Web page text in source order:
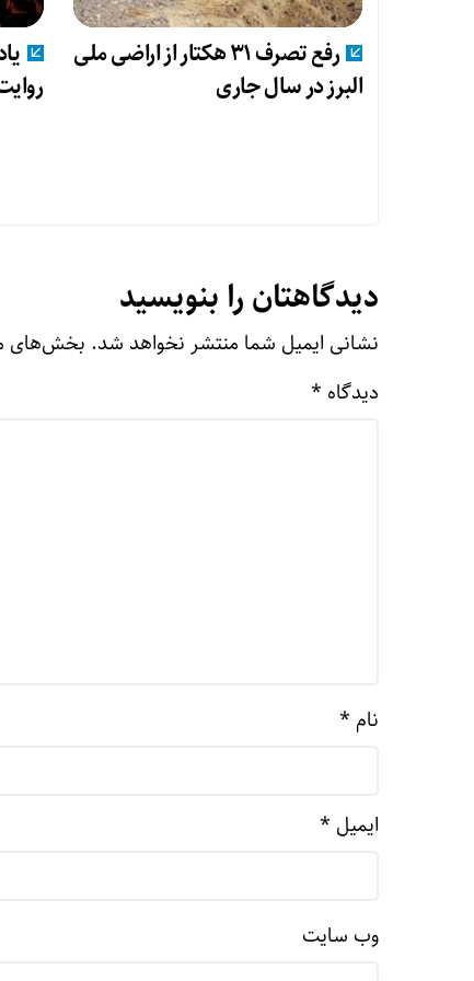
رفع تصرف ۳۱ هکتار از اراضی ملی
البرز در سال جاری
دیدگاهتان را بنویسید
نشانی ایمیل شما منتشر نخواهد شد. بخش‌های
دیدگاه *
نام *
ایمیل *
وب‌ سایت